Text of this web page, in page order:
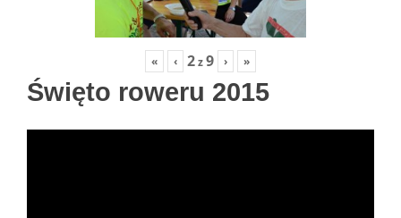
« ‹ 2z9 › »
Święto roweru 2015